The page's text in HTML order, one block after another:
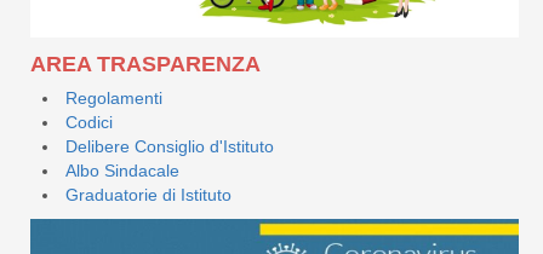
AREA TRASPARENZA
Regolamenti
Codici
Delibere Consiglio d'Istituto
Albo Sindacale
Graduatorie di Istituto